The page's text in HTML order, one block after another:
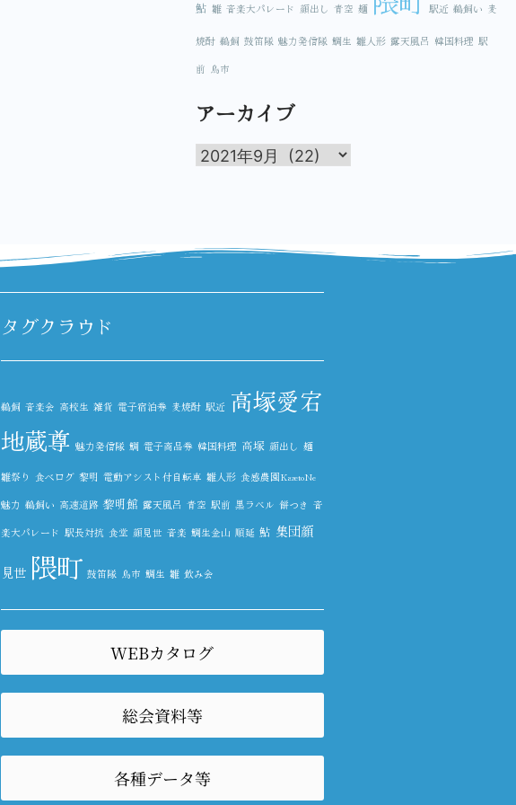
鮎 雛 音楽大パレード 顔出し 青空 麺 駅近 鵜飼い 麦
焼酎 鵜飼 鼓笛隊 魅力発信隊 鯛生 雛人形 露天風呂 韓国料理 駅
前 鳥市
アーカイブ
タグクラウド
鵜飼 音楽会 高校生 雑貨 電子宿泊券 麦焼酎 駅近 高塚愛宕
地蔵尊 魅力発信隊 鯛 電子商品券 韓国料理 高塚 顔出し 麺
雛祭り 食べログ 黎明 電動アシスト付自転車 雛人形 食感農園KazetoNe
魅力 鵜飼い 高速道路 黎明館 露天風呂 青空 駅前 黒ラベル 餅つき 音
楽大パレード 駅長対抗 食堂 顔見世 音楽 鯛生金山 順延 鮎 集団顔
見世 隈町 鼓笛隊 鳥市 鯛生 雛 飲み会
WEBカタログ
総会資料等
各種データ等